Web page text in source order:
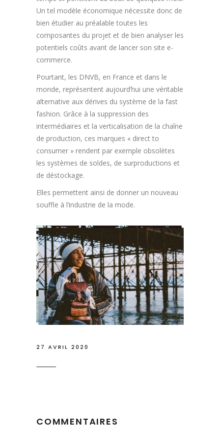
Un tel modèle économique nécessite donc de
bien étudier au préalable toutes les
composantes du projet et de bien analyser les
potentiels coûts avant de lancer son site e-
commerce.
Pourtant, les DNVB, en France et dans le
monde, représentent aujourd’hui une véritable
alternative aux dérives du système de la fast
fashion. Grâce à la suppression des
intermédiaires et la verticalisation de la chaîne
de production, ces marques « direct to
consumer » rendent par exemple obsolètes
les systèmes de soldes, de surproductions et
de déstockage.
Elles permettent ainsi de donner un nouveau
souffle à l’industrie de la mode.
27 AVRIL 2020
COMMENTAIRES